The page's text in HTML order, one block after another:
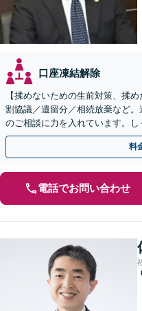
口座凍結解除
【揉めないための生前対策、揉
割協議／遺留分／相続放棄など
のご相談に力を入れています。し
解決のため最適なアドバイスを
料
電話でお問い合わせ